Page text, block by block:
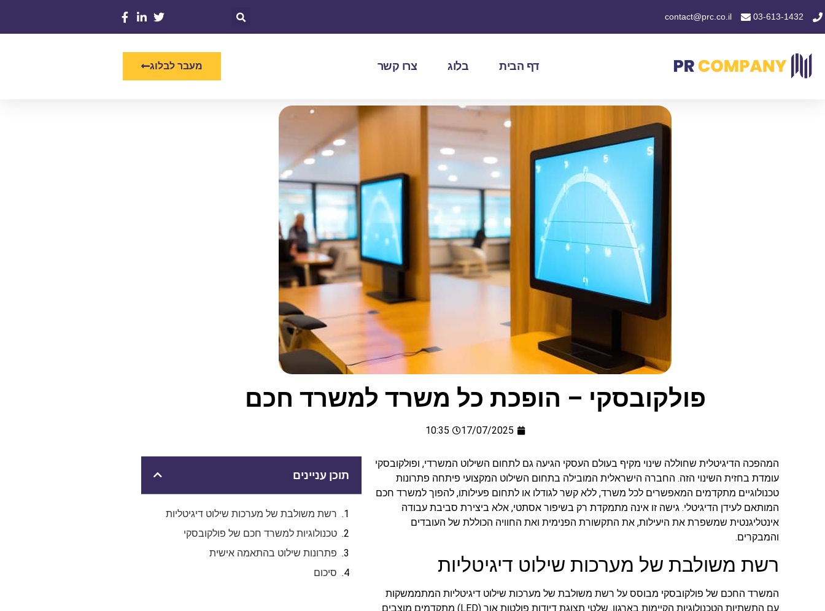
03-613-1432
contact@prc.co.il
דף הבית בלוג צרו קשר מעבר לבלוג
פולקובסקי – הופכת כל משרד למשרד חכם
17/07/2025
10:35
המהפכה הדיגיטלית שחוללה שינוי מקיף בעולם העסקי הגיעה גם לתחום השילוט המשרדי, ופולקובסקי
עומדת בחזית השינוי הזה. החברה הישראלית המובילה בתחום השילוט המקצועי פיתחה פתרונות
טכנולוגיים מתקדמים המאפשרים לכל משרד, ללא קשר לגודלו או לתחום פעילותו, להפוך למשרד חכם
המותאם לעידן הדיגיטלי. גישה זו אינה מתמקדת רק בשיפור אסתטי, אלא ביצירת סביבת עבודה
אינטליגנטית שמשפרת את היעילות, את התקשורת הפנימית ואת החוויה הכוללת של העובדים
והמבקרים.
רשת משולבת של מערכות שילוט דיגיטליות
המשרד החכם של פולקובסקי מבוסס על רשת משולבת של מערכות שילוט דיגיטליות המתממשקות
עם התשתיות הטכנולוגיות הקיימות בארגון. שלטי תצוגת דיודות פולטות אור (LED) מתקדמים מוצבים
תוכן עניינים
רשת משולבת של מערכות שילוט דיגיטליות
טכנולוגיות למשרד חכם של פולקובסקי
פתרונות שילוט בהתאמה אישית
סיכום